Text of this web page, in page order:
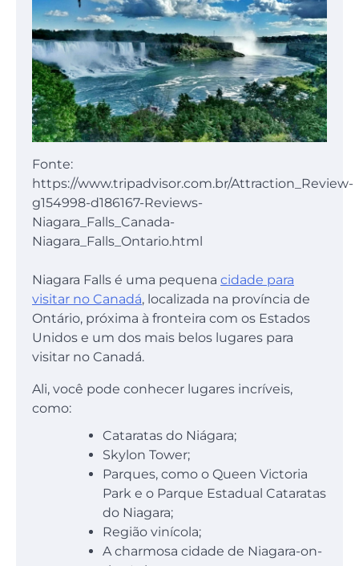
Fonte:
https://www.tripadvisor.com.br/Attraction_Review-
g154998-d186167-Reviews-
Niagara_Falls_Canada-
Niagara_Falls_Ontario.html
Niagara Falls é uma pequena cidade para
visitar no Canadá, localizada na província de
Ontário, próxima à fronteira com os Estados
Unidos e um dos mais belos lugares para
visitar no Canadá.
Ali, você pode conhecer lugares incríveis,
como:
Cataratas do Niágara;
Skylon Tower;
Parques, como o Queen Victoria
Park e o Parque Estadual Cataratas
do Niagara;
Região vinícola;
A charmosa cidade de Niagara-on-